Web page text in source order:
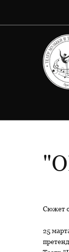
Сюжет
25